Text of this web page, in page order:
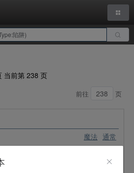
当前第 238 页
前往 页
魔法 通常
表侧表示怪兽。这个回合，那只怪兽
表示怪兽时，给予其攻击力超过那个